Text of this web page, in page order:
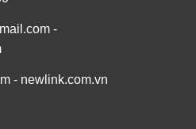
-
- newlink.com.vn